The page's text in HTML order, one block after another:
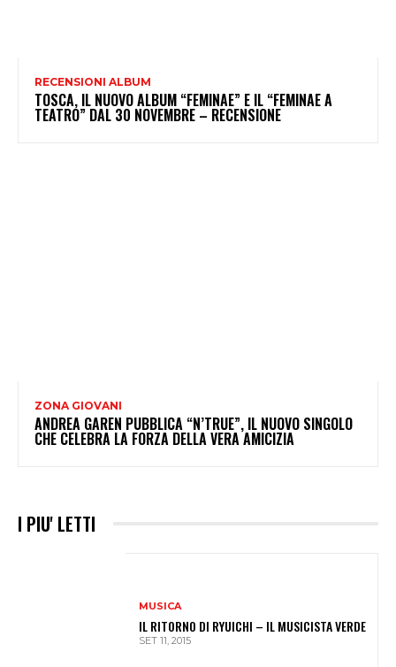
RECENSIONI ALBUM
TOSCA, IL NUOVO ALBUM “FEMINAE” E IL “FEMINAE A
TEATRO” DAL 30 NOVEMBRE – RECENSIONE
ZONA GIOVANI
ANDREA GAREN PUBBLICA “N’TRUE”, IL NUOVO SINGOLO
CHE CELEBRA LA FORZA DELLA VERA AMICIZIA
I PIU' LETTI
MUSICA
IL RITORNO DI RYUICHI – IL MUSICISTA VERDE
SET 11, 2015